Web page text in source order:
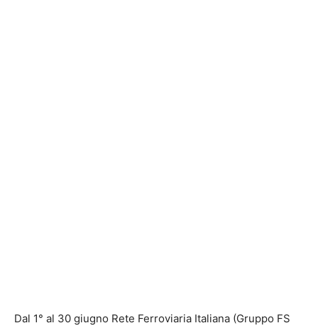
Dal 1° al 30 giugno Rete Ferroviaria Italiana (Gruppo FS